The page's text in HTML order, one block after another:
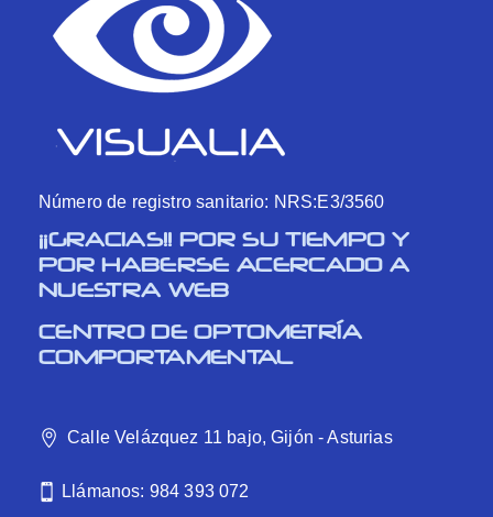
Número de registro sanitario: NRS:E3/3560
¡¡GRACIAS!! POR SU TIEMPO Y
POR HABERSE ACERCADO A
NUESTRA WEB
CENTRO DE OPTOMETRÍA
COMPORTAMENTAL
Calle Velázquez 11 bajo, Gijón - Asturias
Llámanos: 984 393 072